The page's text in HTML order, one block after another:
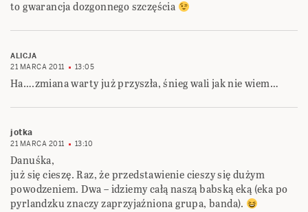
to gwarancja dozgonnego szczęścia
ALICJA
21 MARCA 2011
13:05
Ha….zmiana warty już przyszła, śnieg wali jak nie wiem…
jotka
21 MARCA 2011 13:10
Danuśka,
już się cieszę. Raz, że przedstawienie cieszy się dużym
powodzeniem. Dwa – idziemy całą naszą babską eką (eka po
pyrlandzku znaczy zaprzyjaźniona grupa, banda).